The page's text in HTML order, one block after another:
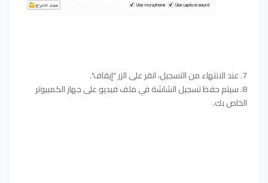
7. عند الانتهاء من التسجيل، انقر على الزر "إيقاف".
8. سيتم حفظ تسجيل الشاشة في ملف فيديو على جهاز الكمبيوتر
الخاص بك.